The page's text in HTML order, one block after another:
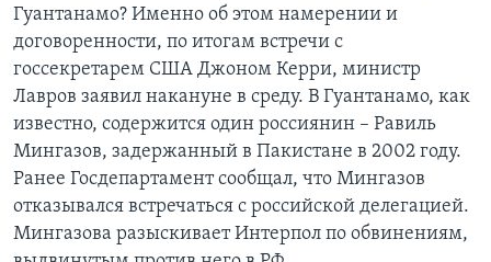
Гуантанамо? Именно об этом намерении и
договоренности, по итогам встречи с
госсекретарем США Джоном Керри, министр
Лавров заявил накануне в среду. В Гуантанамо, как
известно, содержится один россиянин – Равиль
Мингазов, задержанный в Пакистане в 2002 году.
Ранее Госдепартамент сообщал, что Мингазов
отказывался встречаться с российской делегацией.
Мингазова разыскивает Интерпол по обвинениям,